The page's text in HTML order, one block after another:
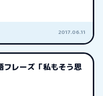
2017.06.11
フレーズ「私もそう思